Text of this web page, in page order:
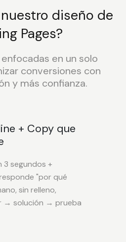
diseño de
Pages?
en un solo
conversiones con
y más confianza.
+ Copy que
3 segundos +
"por qué
sin relleno,
→ solución → prueba